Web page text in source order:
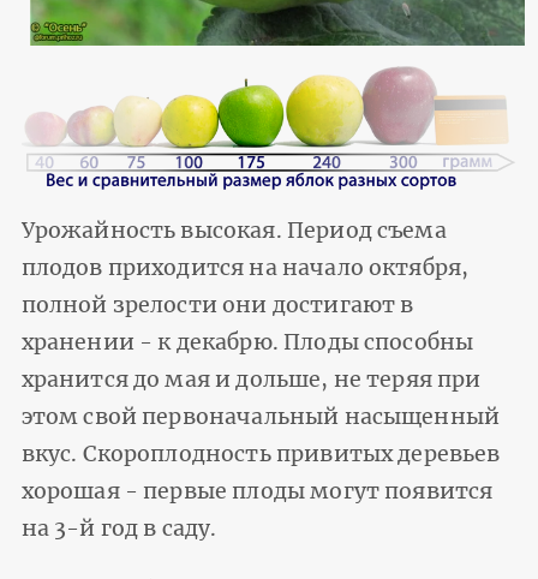
Урожайность высокая. Период съема
плодов приходится на начало октября,
полной зрелости они достигают в
хранении - к декабрю. Плоды способны
хранится до мая и дольше, не теряя при
этом свой первоначальный насыщенный
вкус. Скороплодность привитых деревьев
хорошая - первые плоды могут появится
на 3-й год в саду.